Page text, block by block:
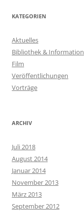
KATEGORIEN
Aktuelles
Bibliothek & Information
Film
Veröffentlichungen
Vorträge
ARCHIV
Juli 2018
August 2014
Januar 2014
November 2013
März 2013
September 2012